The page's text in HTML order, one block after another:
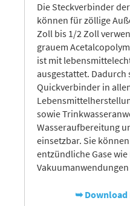
Die Steckverbinder
können für zöllige
Zoll bis 1/2 Zoll
grauem
ist mit
ausgestattet. Dadurch
Quickverbinder in
sowie
Wasseraufbereitung
einsetzbar. Sie
entzündliche Gase wie
➥ Download